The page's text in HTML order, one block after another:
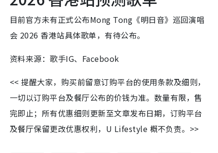
目前官方未有正式公布Mong Tong《明日音》巡回演唱
会 2026 香港站具体歌单，有待公布。
资料来源：歌手IG、Facebook
<< 提醒大家，购买前留意订购平台的使用条款及细则，
一切以订购平台及餐厅公布的价钱为准。数量有限，售
完即止；所有优惠细则更新至文章发布日期，订购平台
及餐厅保留更改优惠权利，U Lifestyle 概不负责。>>